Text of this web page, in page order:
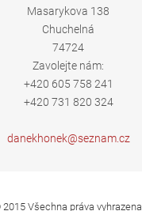
Masarykova 138
Chuchelná
74724
Zavolejte nám:
+420 605 758 241
+420 731 820 324
danekhonek@seznam.cz
Všechna práva vyhrazena.